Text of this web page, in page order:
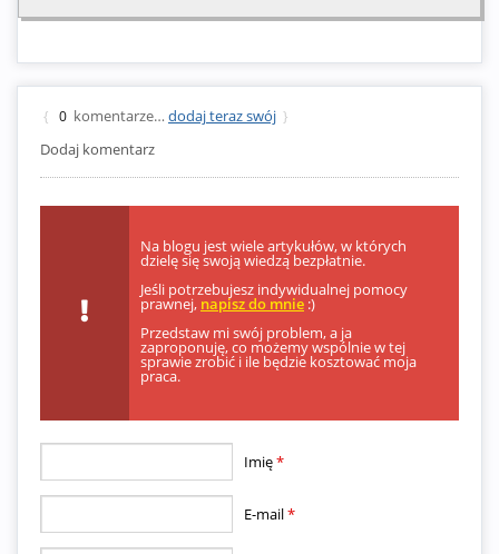
{ 0 komentarze… dodaj teraz swój }
Dodaj komentarz
Na blogu jest wiele artykułów, w których
dzielę się swoją wiedzą bezpłatnie.
Jeśli potrzebujesz indywidualnej pomocy
prawnej, napisz do mnie :)
Przedstaw mi swój problem, a ja
zaproponuję, co możemy wspólnie w tej
sprawie zrobić i ile będzie kosztować moja
praca.
Imię*
E-mail*